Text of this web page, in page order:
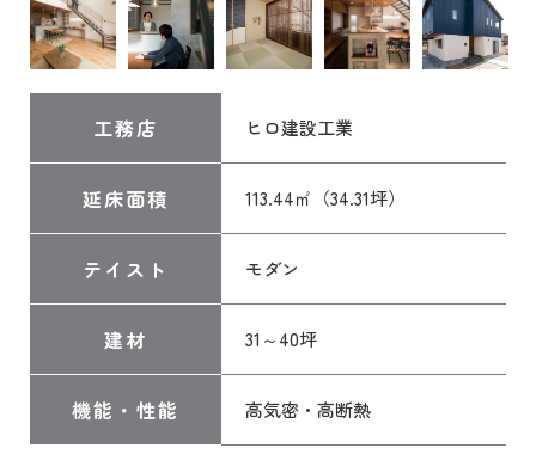
工務店 ヒロ建設工業
延床面積 113.44㎡（34.31坪）
テイスト モダン
建材 31～40坪
機能・性能 高気密・高断熱